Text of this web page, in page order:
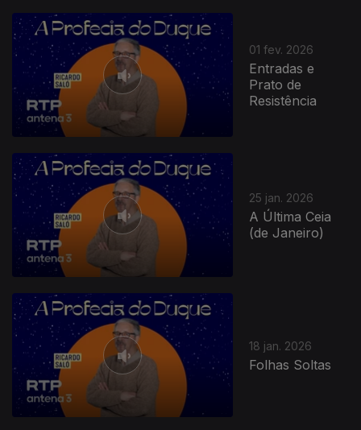
01 fev. 2026
Entradas e
Prato de
Resistência
25 jan. 2026
A Última Ceia
(de Janeiro)
18 jan. 2026
Folhas Soltas